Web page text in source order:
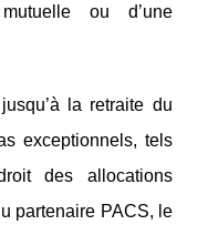
ou d’une
la retraite du
exceptionnels, tels
des allocations
partenaire PACS, le